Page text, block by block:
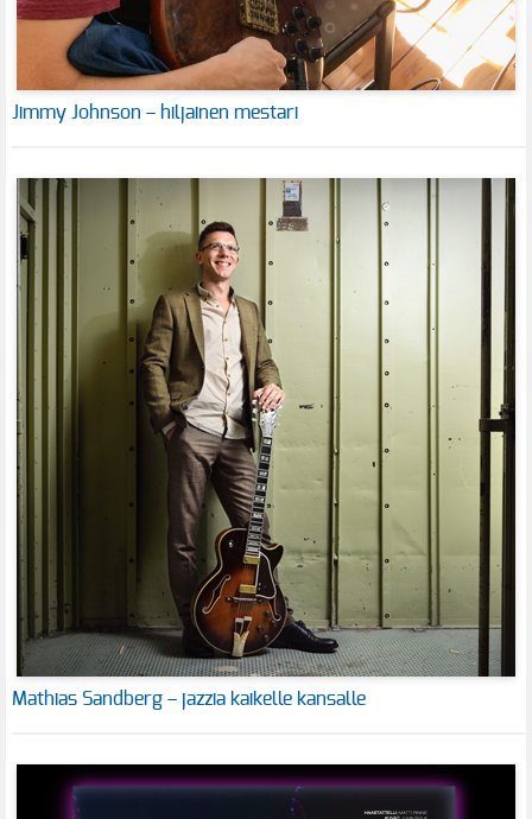
Jimmy Johnson – hiljainen mestari
Mathias Sandberg – jazzia kaikelle kansalle